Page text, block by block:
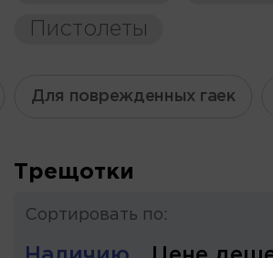
Пистолеты
Для поврежденных гаек
Трещотки
Сортировать по: